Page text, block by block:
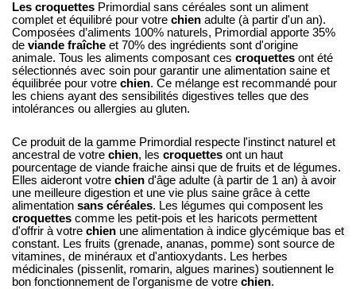
Les croquettes Primordial sans céréales sont un aliment
complet et équilibré pour votre chien adulte (à partir d'un an).
Composées d’aliments 100% naturels, Primordial apporte 35%
de viande fraîche et 70% des ingrédients sont d'origine
animale. Tous les aliments composant ces croquettes ont été
sélectionnés avec soin pour garantir une alimentation saine et
équilibrée pour votre chien. Ce mélange est recommandé pour
les chiens ayant des sensibilités digestives telles que des
intolérances ou allergies au gluten.
Ce produit de la gamme Primordial respecte l'instinct naturel et
ancestral de votre chien, les croquettes ont un haut
pourcentage de viande fraiche ainsi que de fruits et de légumes.
Elles aideront votre chien d'âge adulte (à partir de 1 an) à avoir
une meilleure digestion et une vie plus saine grâce à cette
alimentation sans céréales
croquettes comme les petit-pois et les haricots permettent
d'offrir à votre chien une alimentation à indice glycémique bas et
constant. Les fruits (grenade, ananas, pomme) sont source de
vitamines, de minéraux et d'antioxydants. Les herbes
médicinales (pissenlit, romarin, algues marines) soutiennent le
bon fonctionnement de l'organisme de votre chien.